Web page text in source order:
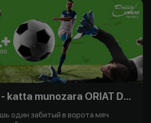
Katta futbol - katta munozara ORIAT Dono bilan -
один забитый в ворота мяч